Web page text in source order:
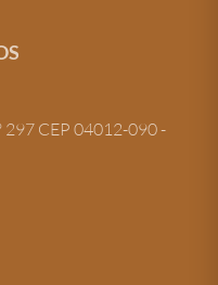
297 CEP 04012-090 -